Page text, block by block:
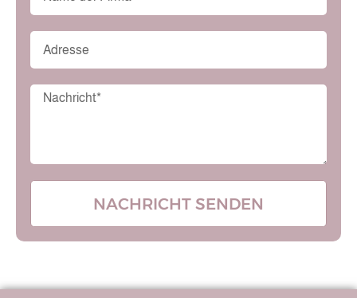
NACHRICHT SENDEN